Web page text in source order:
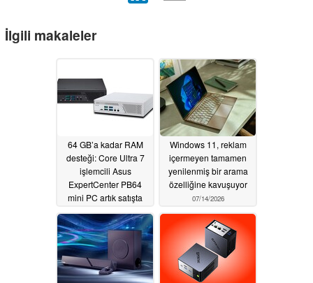
İlgili makaleler
64 GB’a kadar RAM
desteği: Core Ultra 7
işlemcili Asus
ExpertCenter PB64
mini PC artık satışta
07/16/2026
Windows 11, reklam
içermeyen tamamen
yenilenmiş bir arama
özelliğine kavuşuyor
07/14/2026